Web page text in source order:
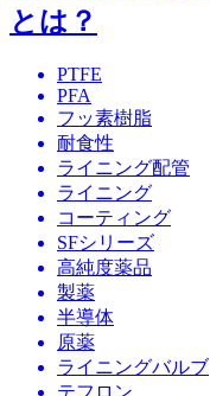
とは？
PTFE
PFA
フッ素樹脂
耐食性
ライニング配管
ライニング
コーティング
SFシリーズ
高純度薬品
製薬
半導体
原薬
ライニングバルブ
テフロン